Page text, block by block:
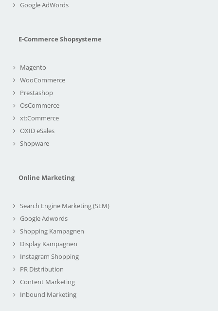
Google AdWords
E-Commerce Shopsysteme
Magento
WooCommerce
Prestashop
OsCommerce
xt:Commerce
OXID eSales
Shopware
Online Marketing
Search Engine Marketing (SEM)
Google Adwords
Shopping Kampagnen
Display Kampagnen
Instagram Shopping
PR Distribution
Content Marketing
Inbound Marketing